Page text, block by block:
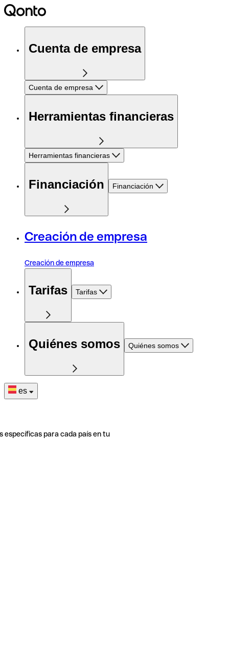
Cuenta de empresa
Cuenta de empresa
Herramientas financieras
Herramientas financieras
Financiación Financiación
Creación de empresa
Creación de empresa
Tarifas Tarifas
Quiénes somos Quiénes somos
es
específicas para cada país en tu